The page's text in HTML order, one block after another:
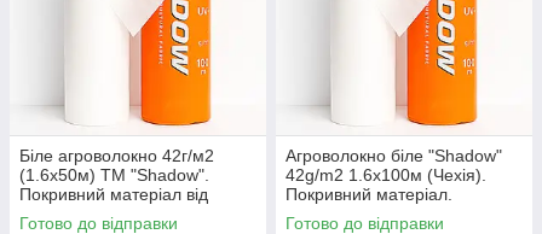
Біле агроволокно 42г/м2
(1.6х50м) ТМ "Shadow".
Покривний матеріал від
заморозків.
Готово до відправки
Агроволокно біле "Shadow"
42g/m2 1.6х100м (Чехія).
Покривний матеріал.
Готово до відправки